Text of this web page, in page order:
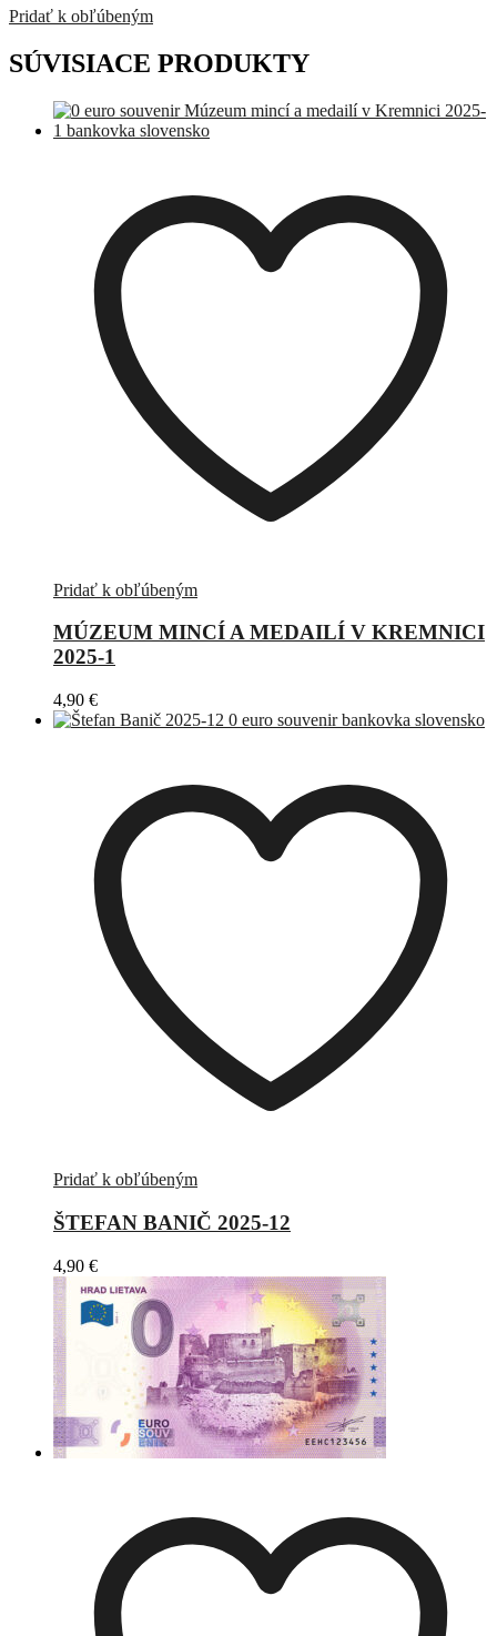
Pridať k obľúbeným
SÚVISIACE PRODUKTY
Pridať k obľúbeným
MÚZEUM MINCÍ A MEDAILÍ V KREMNICI
2025-1
4,90 €
Pridať k obľúbeným
ŠTEFAN BANIČ 2025-12
4,90 €